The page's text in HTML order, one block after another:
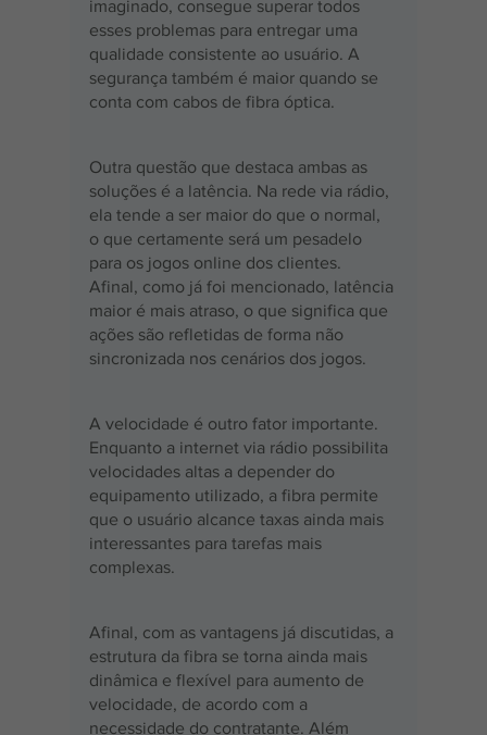
imaginado, consegue superar todos
esses problemas para entregar uma
qualidade consistente ao usuário. A
segurança também é maior quando se
conta com cabos de fibra óptica.
Outra questão que destaca ambas as
soluções é a latência. Na rede via rádio,
ela tende a ser maior do que o normal,
o que certamente será um pesadelo
para os jogos online dos clientes.
Afinal, como já foi mencionado, latência
maior é mais atraso, o que significa que
ações são refletidas de forma não
sincronizada nos cenários dos jogos.
A velocidade é outro fator importante.
Enquanto a internet via rádio possibilita
velocidades altas a depender do
equipamento utilizado, a fibra permite
que o usuário alcance taxas ainda mais
interessantes para tarefas mais
complexas.
Afinal, com as vantagens já discutidas, a
estrutura da fibra se torna ainda mais
dinâmica e flexível para aumento de
velocidade, de acordo com a
necessidade do contratante. Além